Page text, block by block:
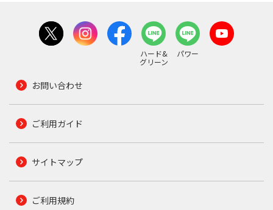
ハード&
グリーン
パワー
お問い合わせ
ご利用ガイド
サイトマップ
ご利用規約